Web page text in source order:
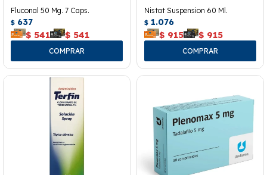
Fluconal 50 Mg. 7 Caps.
$ 637
$ 541 $ 541
Nistat Suspension 60 Ml.
$ 1.076
$ 915 $ 915